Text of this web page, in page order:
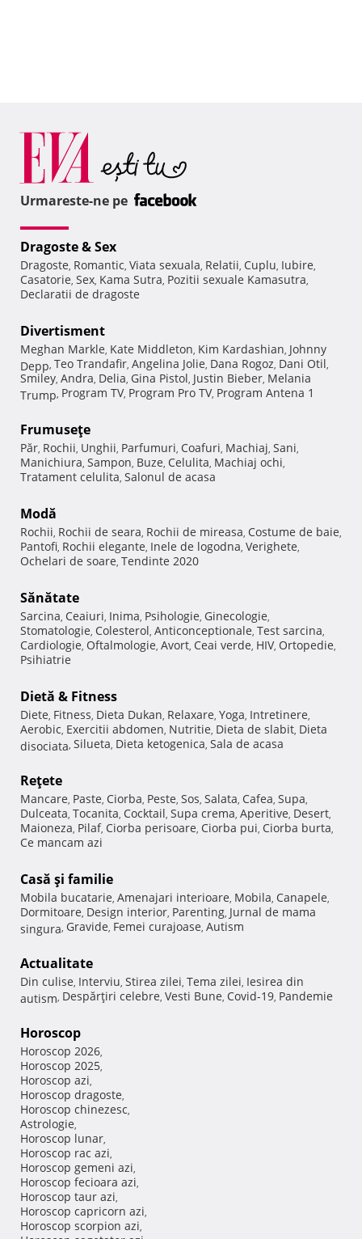
Urmareste-ne pe
Dragoste & Sex
Dragoste, Romantic, Viata sexuala, Relatii, Cuplu, Iubire,
Casatorie, Sex, Kama Sutra, Pozitii sexuale Kamasutra,
Declaratii de dragoste
Divertisment
Meghan Markle, Kate Middleton, Kim Kardashian, Johnny
Depp, Teo Trandafir, Angelina Jolie, Dana Rogoz, Dani Otil,
Smiley, Andra, Delia, Gina Pistol, Justin Bieber, Melania
Trump, Program TV, Program Pro TV, Program Antena 1
Frumuseţe
Păr, Rochii, Unghii, Parfumuri, Coafuri, Machiaj, Sani,
Manichiura, Sampon, Buze, Celulita, Machiaj ochi,
Tratament celulita, Salonul de acasa
Modă
Rochii, Rochii de seara, Rochii de mireasa, Costume de baie,
Pantofi, Rochii elegante, Inele de logodna, Verighete,
Ochelari de soare, Tendinte 2020
Sănătate
Sarcina, Ceaiuri, Inima, Psihologie, Ginecologie,
Stomatologie, Colesterol, Anticonceptionale, Test sarcina,
Cardiologie, Oftalmologie, Avort, Ceai verde, HIV, Ortopedie,
Psihiatrie
Dietă & Fitness
Diete, Fitness, Dieta Dukan, Relaxare, Yoga, Intretinere,
Aerobic, Exercitii abdomen, Nutritie, Dieta de slabit, Dieta
disociata, Silueta, Dieta ketogenica, Sala de acasa
Reţete
Mancare, Paste, Ciorba, Peste, Sos, Salata, Cafea, Supa,
Dulceata, Tocanita, Cocktail, Supa crema, Aperitive, Desert,
Maioneza, Pilaf, Ciorba perisoare, Ciorba pui, Ciorba burta,
Ce mancam azi
Casă şi familie
Mobila bucatarie, Amenajari interioare, Mobila, Canapele,
Dormitoare, Design interior, Parenting, Jurnal de mama
singura, Gravide, Femei curajoase, Autism
Actualitate
Din culise, Interviu, Stirea zilei, Tema zilei, Iesirea din
autism, Despărţiri celebre, Vesti Bune, Covid-19, Pandemie
Horoscop
Horoscop 2026,
Horoscop 2025,
Horoscop azi,
Horoscop dragoste,
Horoscop chinezesc,
Astrologie,
Horoscop lunar,
Horoscop rac azi,
Horoscop gemeni azi,
Horoscop fecioara azi,
Horoscop taur azi,
Horoscop capricorn azi,
Horoscop scorpion azi,